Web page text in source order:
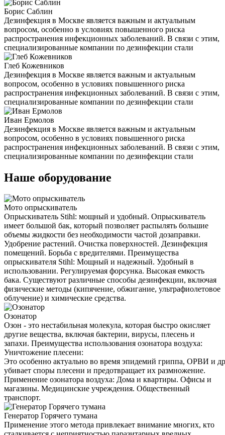
Борис Саблин
Дезинфекция в Москве является важным и актуальным
вопросом, особенно в условиях повышенного риска
распространения инфекционных заболеваний. В связи с этим,
специализированные компании по дезинфекции стали
Глеб Кожевников
Дезинфекция в Москве является важным и актуальным
вопросом, особенно в условиях повышенного риска
распространения инфекционных заболеваний. В связи с этим,
специализированные компании по дезинфекции стали
Иван Ермолов
Дезинфекция в Москве является важным и актуальным
вопросом, особенно в условиях повышенного риска
распространения инфекционных заболеваний. В связи с этим,
специализированные компании по дезинфекции стали
Наше оборудование
Мото опрыскиватель
Опрыскиватель Stihl: мощный и удобный. Опрыскиватель
имеет большой бак, который позволяет распылять большие
объемы жидкости без необходимости частой дозаправки.
Удобрение растений. Очистка поверхностей. Дезинфекция
помещений. Борьба с вредителями. Преимущества
опрыскивателя Stihl: Мощный и надежный. Удобный в
использовании. Регулируемая форсунка. Высокая емкость
бака. Существуют различные способы дезинфекции, включая
физические методы (кипячение, обжигание, ультрафиолетовое
облучение) и химические средства.
Озонатор
Озон - это нестабильная молекула, которая быстро окисляет
другие вещества, включая бактерии, вирусы, плесень и
запахи. Преимущества использования озонатора воздуха:
Уничтожение плесени:
Это особенно актуально во время эпидемий гриппа, ОРВИ и
убивает споры плесени и предотвращает их размножение.
Применение озонатора воздуха: Дома и квартиры. Офисы и
магазины. Медицинские учреждения. Общественный
транспорт.
Генератор Горячего тумана
Применение этого метода привлекает внимание многих, кто